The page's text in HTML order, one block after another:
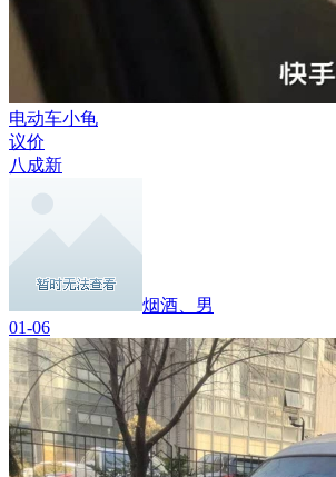
电动车小龟
议价
八成新
烟酒、男
01-06